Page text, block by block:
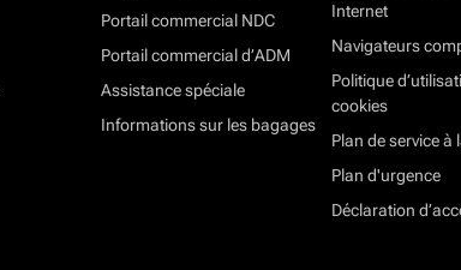
Portail commercial NDC
Portail commercial d’ADM
Assistance spéciale
Informations sur les bagages
Internet
Navigateurs
Politique
cookies
Plan de service à
Plan d'urgence
Déclaration